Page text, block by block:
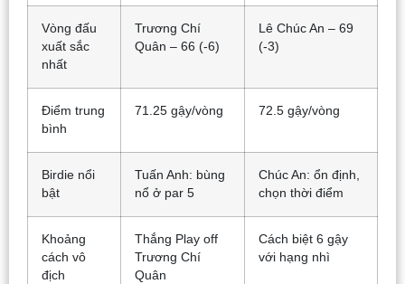
Vòng đấu
xuất sắc
nhất
Trương Chí
Quân – 66 (-6)
Lê Chúc An – 69
(-3)
Điểm trung
bình
71.25 gậy/vòng 72.5 gậy/vòng
Birdie nổi
bật
Tuấn Anh: bùng
nổ ở par 5
Chúc An: ổn định,
chọn thời điểm
Khoảng
cách vô
địch
Thắng Play off
Trương Chí
Quân
Cách biệt 6 gậy
với hạng nhì